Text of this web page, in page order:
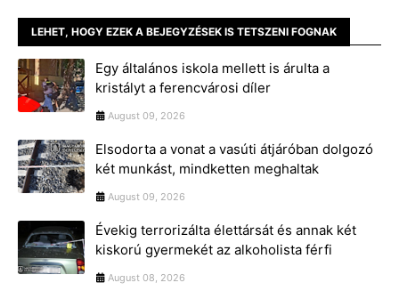
LEHET, HOGY EZEK A BEJEGYZÉSEK IS TETSZENI FOGNAK
Egy általános iskola mellett is árulta a
kristályt a ferencvárosi díler
August 09, 2026
Elsodorta a vonat a vasúti átjáróban dolgozó
két munkást, mindketten meghaltak
August 09, 2026
Évekig terrorizálta élettársát és annak két
kiskorú gyermekét az alkoholista férfi
August 08, 2026